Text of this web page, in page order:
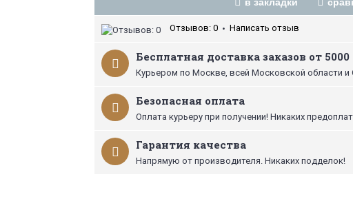
Отзывов: 0 • Написать отзыв
Бесплатная доставка заказов от
Курьером по Москве, всей Московской области и
Безопасная оплата
Оплата курьеру при получении! Никаких
Гарантия качества
Напрямую от производителя. Никаких подделок!